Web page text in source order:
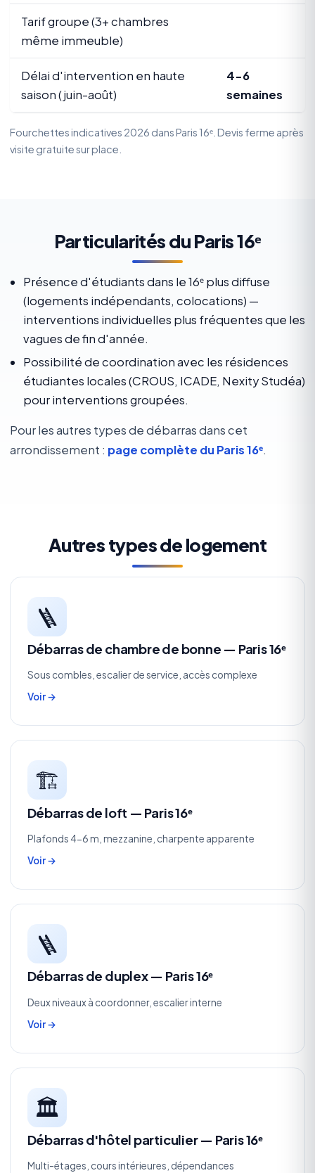
Tarif groupe (3+ chambres
même immeuble)
Délai d'intervention en haute
saison (juin-août)
4-6
semaines
Fourchettes indicatives 2026 dans Paris 16ᵉ. Devis ferme après
visite gratuite sur place.
Particularités du Paris 16ᵉ
Présence d'étudiants dans le 16ᵉ plus diffuse
(logements indépendants, colocations) —
interventions individuelles plus fréquentes que les
vagues de fin d'année.
Possibilité de coordination avec les résidences
étudiantes locales (CROUS, ICADE, Nexity Studéa)
pour interventions groupées.
Pour les autres types de débarras dans cet
arrondissement : page complète du Paris 16ᵉ.
Autres types de logement
🪜
Débarras de chambre de bonne — Paris 16ᵉ
Sous combles, escalier de service, accès complexe
Voir →
🏗️
Débarras de loft — Paris 16ᵉ
Plafonds 4-6 m, mezzanine, charpente apparente
Voir →
🪜
Débarras de duplex — Paris 16ᵉ
Deux niveaux à coordonner, escalier interne
Voir →
🏛️
Débarras d'hôtel particulier — Paris 16ᵉ
Multi-étages, cours intérieures, dépendances